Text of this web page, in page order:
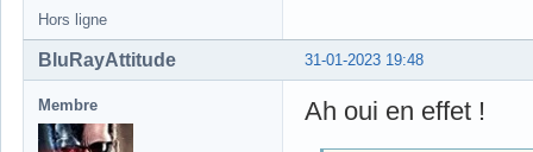
Hors ligne
31-01-2023 19:48
BluRayAttitude
Membre Ah oui en effet !